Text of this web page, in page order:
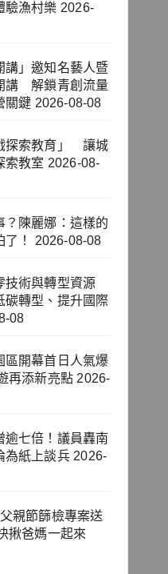
驗漁村樂 2026-
講」邀知名藝人暨
講 解鎖青創流量
關鍵 2026-08-08
探索教育」 讓城
索教室 2026-08-
？陳麗娜：這樣的
！
2026-08-08
技術與轉型資源
碳轉型、提升國際
08
區開幕首日人氣爆
再添新亮點 2026-
逾七倍！議員轟南
為紙上談兵 2026-
親節篩檢專案送
揪爸媽一起來